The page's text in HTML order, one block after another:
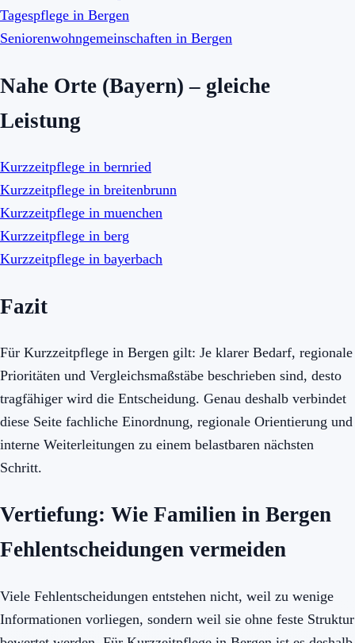
Tagespflege in Bergen
Seniorenwohngemeinschaften in Bergen
Nahe Orte (Bayern) – gleiche
Leistung
Kurzzeitpflege in bernried
Kurzzeitpflege in breitenbrunn
Kurzzeitpflege in muenchen
Kurzzeitpflege in berg
Kurzzeitpflege in bayerbach
Fazit
Für Kurzzeitpflege in Bergen gilt: Je klarer Bedarf, regionale
Prioritäten und Vergleichsmaßstäbe beschrieben sind, desto
tragfähiger wird die Entscheidung. Genau deshalb verbindet
diese Seite fachliche Einordnung, regionale Orientierung und
interne Weiterleitungen zu einem belastbaren nächsten
Schritt.
Vertiefung: Wie Familien in Bergen
Fehlentscheidungen vermeiden
Viele Fehlentscheidungen entstehen nicht, weil zu wenige
Informationen vorliegen, sondern weil sie ohne feste Struktur